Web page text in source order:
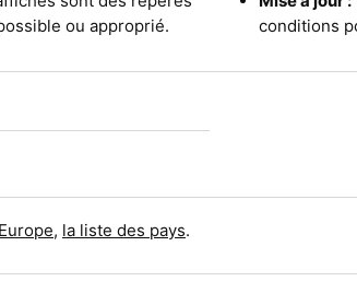
ou approprié.
conditions
, la liste des pays.